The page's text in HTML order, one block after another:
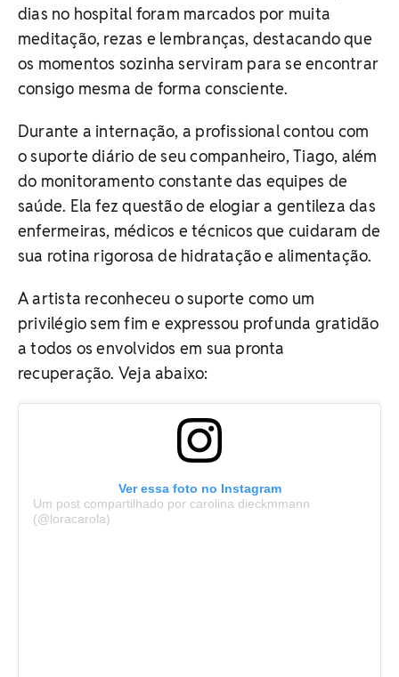
dias no hospital foram marcados por muita
meditação, rezas e lembranças, destacando que
os momentos sozinha serviram para se encontrar
consigo mesma de forma consciente.
Durante a internação, a profissional contou com
o suporte diário de seu companheiro, Tiago, além
do monitoramento constante das equipes de
saúde. Ela fez questão de elogiar a gentileza das
enfermeiras, médicos e técnicos que cuidaram de
sua rotina rigorosa de hidratação e alimentação.
A artista reconheceu o suporte como um
privilégio sem fim e expressou profunda gratidão
a todos os envolvidos em sua pronta
recuperação. Veja abaixo:
Ver essa foto no Instagram
Um post compartilhado por carolina dieckmmann
(@loracarola)